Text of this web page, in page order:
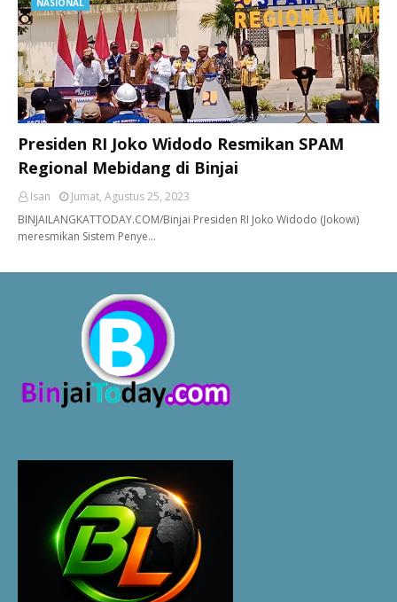
Presiden RI Joko Widodo Resmikan SPAM
Regional Mebidang di Binjai
Isan
Jumat, Agustus 25, 2023
BINJAILANGKATTODAY.COM/Binjai Presiden RI Joko Widodo (Jokowi)
meresmikan Sistem Penye…